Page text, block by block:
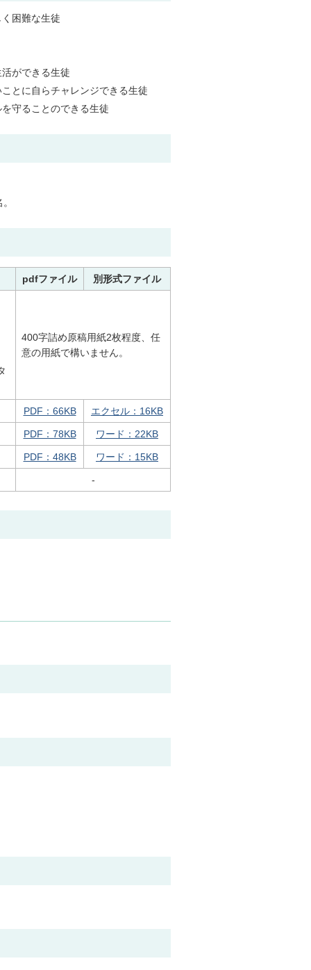
困難な生徒
ができる生徒
とに自らチャレンジできる生徒
守ることのできる生徒
pdfファイル 別形式ファイル
400字詰め原稿用紙2枚程度、任
意の用紙で構いません。
PDF：66KB エクセル：16KB
PDF：78KB ワード：22KB
PDF：48KB ワード：15KB
-